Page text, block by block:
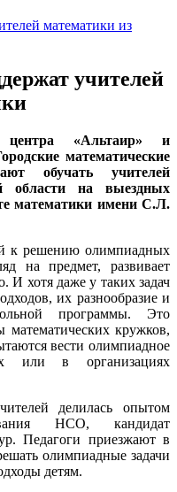
учителей
центра «Альтаир» и
математические
обучать учителей
области на выездных
математики имени С.Л.
к решению олимпиадных
на предмет, развивает
И хотя даже у таких задач
их разнообразие и
программы. Это
математических кружков,
вести олимпиадное
или в организациях
делилась опытом
НСО, кандидат
Педагоги приезжают в
олимпиадные задачи
детям.